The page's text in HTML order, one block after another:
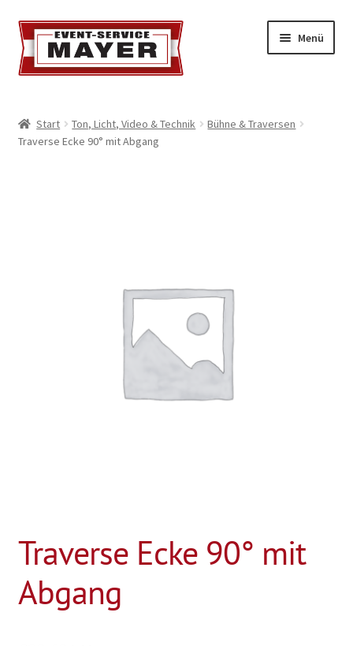
Menü
Event-Service
Geschäftsbedingungen
Start Ton, Licht, Video & Technik
Bühne & Traversen
Traverse Ecke 90° mit Abgang
Traverse Ecke 90° mit
Abgang